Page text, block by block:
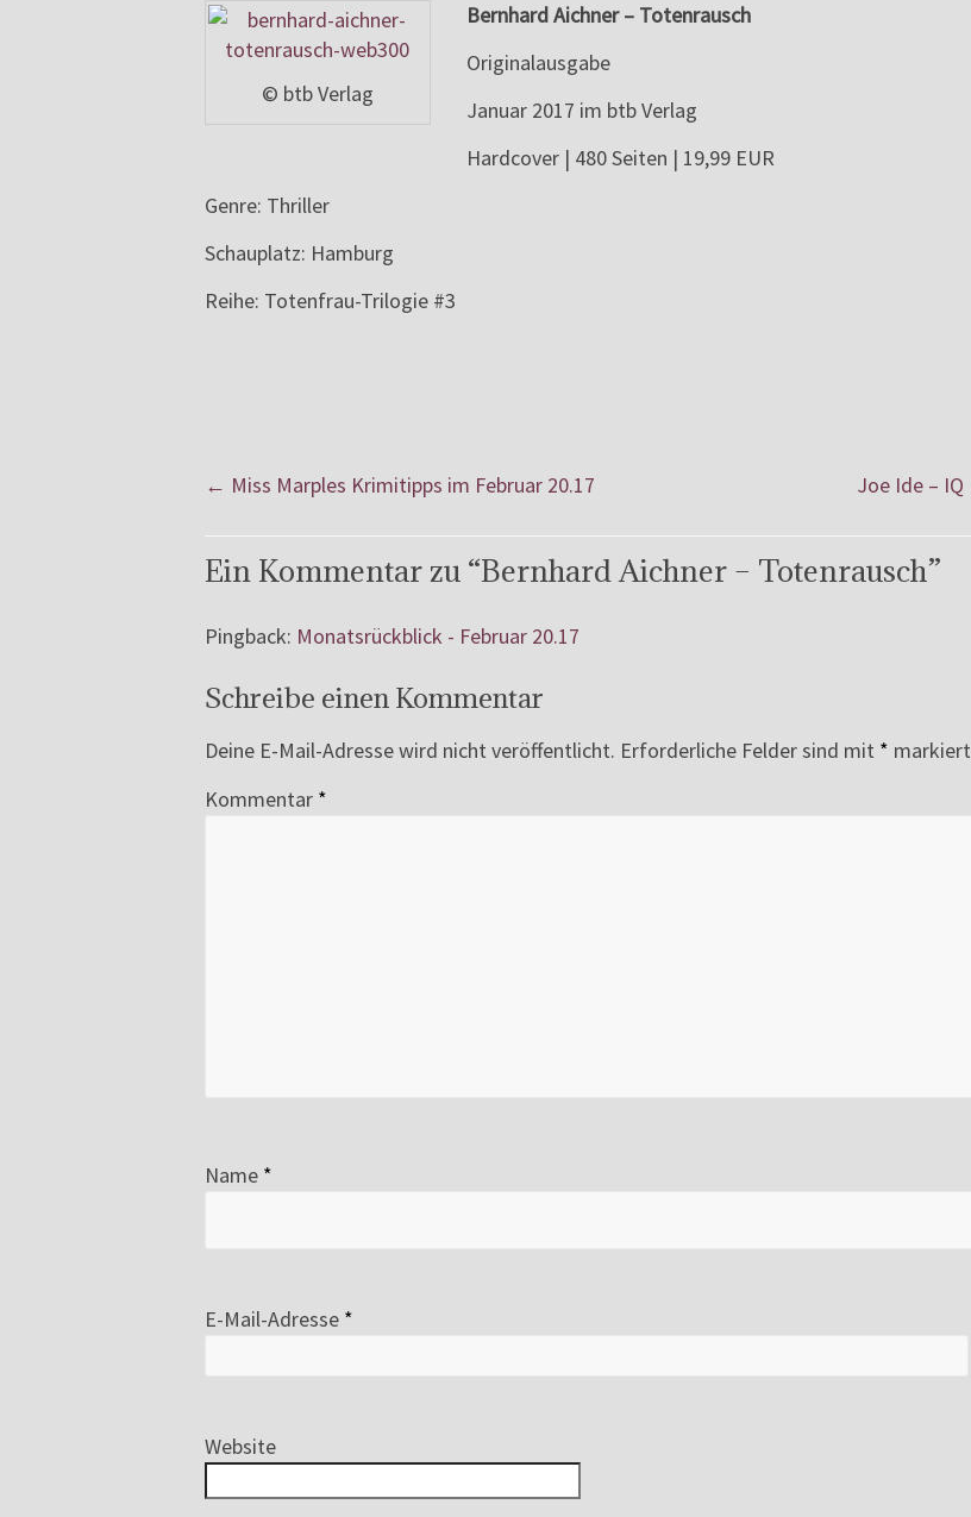
© btb Verlag
Bernhard Aichner – Totenrausch
Originalausgabe
Januar 2017 im btb Verlag
Hardcover | 480 Seiten | 19,99 EUR
Genre: Thriller
Schauplatz: Hamburg
Reihe: Totenfrau-Trilogie #3
← Miss Marples Krimitipps im Februar 20.17 Joe Ide – IQ
Ein Kommentar zu “Bernhard Aichner – Totenrausch”
Pingback: Monatsrückblick - Februar 20.17
Schreibe einen Kommentar
Deine E-Mail-Adresse wird nicht veröffentlicht. Erforderliche Felder sind mit * markiert
Kommentar *
Name *
E-Mail-Adresse *
Website